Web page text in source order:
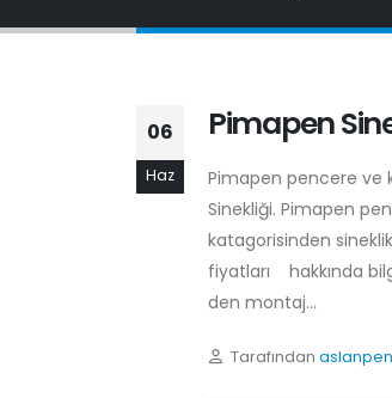
06
Haz
Pimapen
Pimapen pencere ve
Sinekliği. Pimapen
katagorisinden
fiyatları hakkında
den montaj...
Tarafından aslanpen